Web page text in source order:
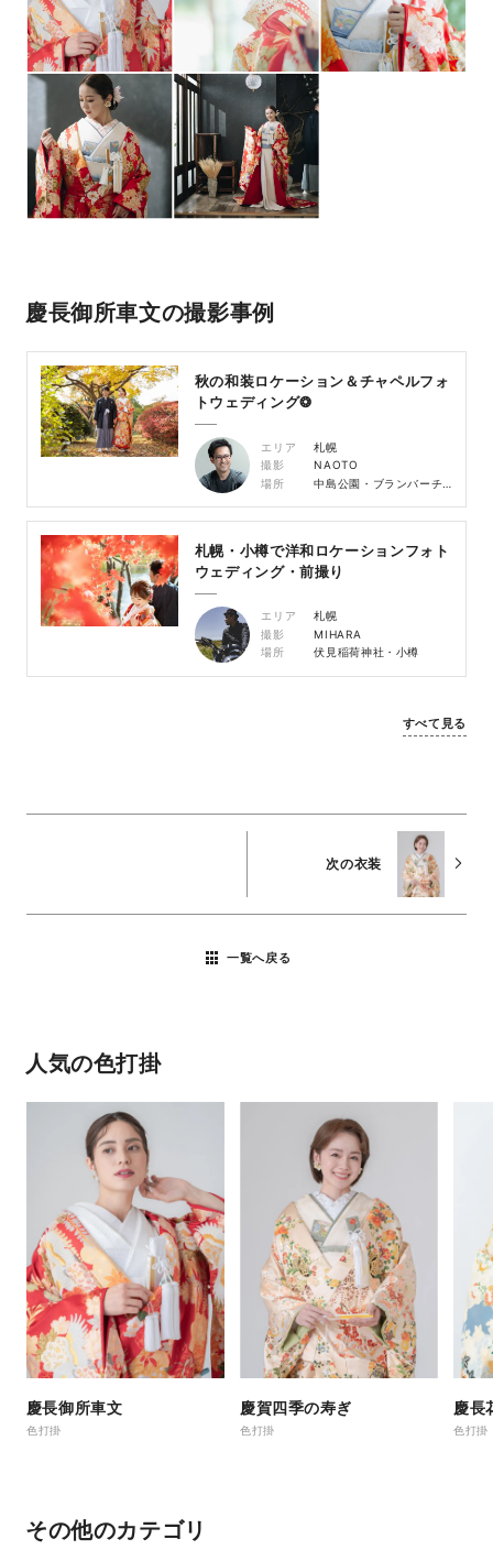
慶長御所車文の撮影事例
秋の和装ロケーション＆チャペルフォ
トウェディング❂
エリア
札幌
撮影
NAOTO
場所
中島公園・ブランバーチチャペル
札幌・小樽で洋和ロケーションフォト
ウェディング・前撮り
エリア
札幌
撮影
MIHARA
場所
伏見稲荷神社・小樽
すべて見る
次の衣装
一覧へ戻る
人気の色打掛
慶長御所車文
色打掛
慶賀四季の寿ぎ
色打掛
慶長
色打掛
その他のカテゴリ